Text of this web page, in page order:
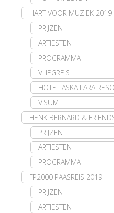
HART VOOR MUZIEK 2019
PRIJZEN
ARTIESTEN
PROGRAMMA
VLIEGREIS
HOTEL ASKA LARA
VISUM
HENK BERNARD &
PRIJZEN
ARTIESTEN
PROGRAMMA
FP2000 PAASREIS 2019
PRIJZEN
ARTIESTEN